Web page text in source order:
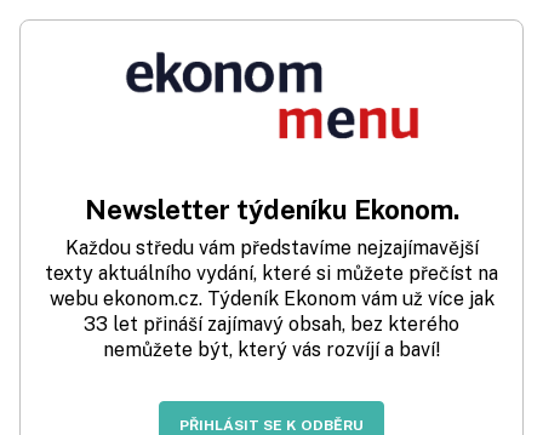
Newsletter týdeníku Ekonom.
Každou středu vám představíme nejzajímavější
texty aktuálního vydání, které si můžete přečíst na
webu ekonom.cz. Týdeník Ekonom vám už více jak
33 let přináší zajímavý obsah, bez kterého
nemůžete být, který vás rozvíjí a baví!
PŘIHLÁSIT SE K ODBĚRU